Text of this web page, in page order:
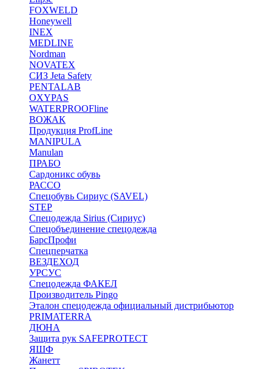
FOXWELD
Honeywell
INEX
MEDLINE
Nordman
NOVATEX
СИЗ Jeta Safety
PENTALAB
OXYPAS
WATERPROOFline
ВОЖАК
Продукция ProfLine
MANIPULA
Manulan
ПРАБО
Сардоникс обувь
РАССО
Спецобувь Сириус (SAVEL)
STEP
Спецодежда Sirius (Сириус)
Спецобъединение спецодежда
БарсПрофи
Спецперчатка
ВЕЗДЕХОД
УРСУС
Спецодежда ФАКЕЛ
Производитель Pingo
Эталон спецодежда официальный дистрибьютор
PRIMATERRA
ДЮНА
Защита рук SAFEPROTECT
ЯШФ
Жанетт